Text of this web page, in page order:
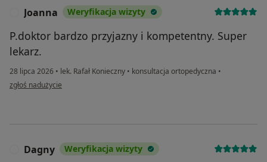
Joanna Weryfikacja wizyty
P.doktor bardzo przyjazny i kompetentny. Super
lekarz.
28 lipca 2026 • lek. Rafał Konieczny • konsultacja ortopedyczna •
w opinii użytkownika Joanna
zgłoś nadużycie
Dagny Weryfikacja wizyty